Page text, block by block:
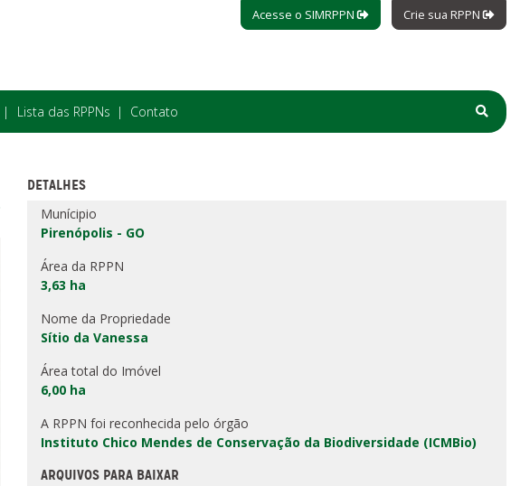
Acesse o SIMRPPN Crie sua RPPN
Lista das RPPNs Contato
DETALHES
Munícipio
Pirenópolis - GO
Área da RPPN
3,63 ha
Nome da Propriedade
Sítio da Vanessa
Área total do Imóvel
6,00 ha
A RPPN foi reconhecida pelo órgão
Instituto Chico Mendes de Conservação da Biodiversidade (ICMBio)
ARQUIVOS PARA BAIXAR